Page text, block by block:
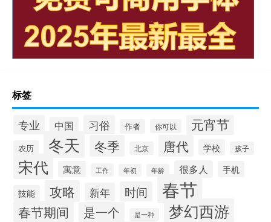
标签
专业 中国 习俗 作者 你可以 元宵节
农历 冬天 冬季 北京 唐代 学校 孩子
宋代 寓意 工作 年初 年龄 很多人 手机
技能 攻略 新年 时间 春节
春节期间 是一个 是一种 梦幻西游